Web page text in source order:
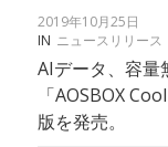
2019年10月25日
IN ニュースリリース
AIデータ、容量
「AOSBOX
版を発売。